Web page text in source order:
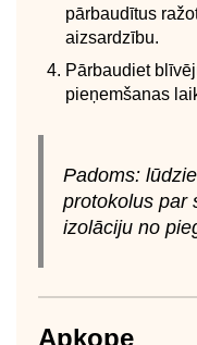
pārbaudītus
aizsardzību.
Pārbaudiet
pieņemšanas
Padoms:
protokolus par
izolāciju no
Apkope